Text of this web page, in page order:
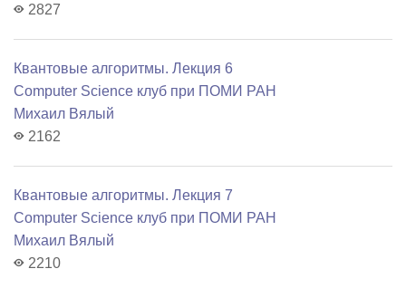
2827
Квантовые алгоритмы. Лекция 6
Computer Science клуб при ПОМИ РАН
Михаил Вялый
2162
Квантовые алгоритмы. Лекция 7
Computer Science клуб при ПОМИ РАН
Михаил Вялый
2210